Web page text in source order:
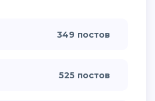
349 постов
525 постов